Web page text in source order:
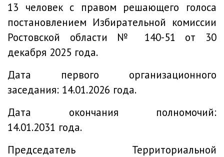
13 человек с правом решающего голоса
постановлением Избирательной комиссии
Ростовской области № 140-51 от 30
декабря 2025 года.
Дата первого организационного
заседания: 14.01.2026 года.
Дата окончания полномочий:
14.01.2031 года.
Председатель Территориальной